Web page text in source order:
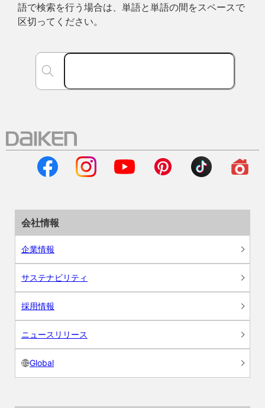
語で検索を行う場合は、単語と単語の間をスペースで
区切ってください。
会社情報
企業情報
サステナビリティ
採用情報
ニュースリリース
Global